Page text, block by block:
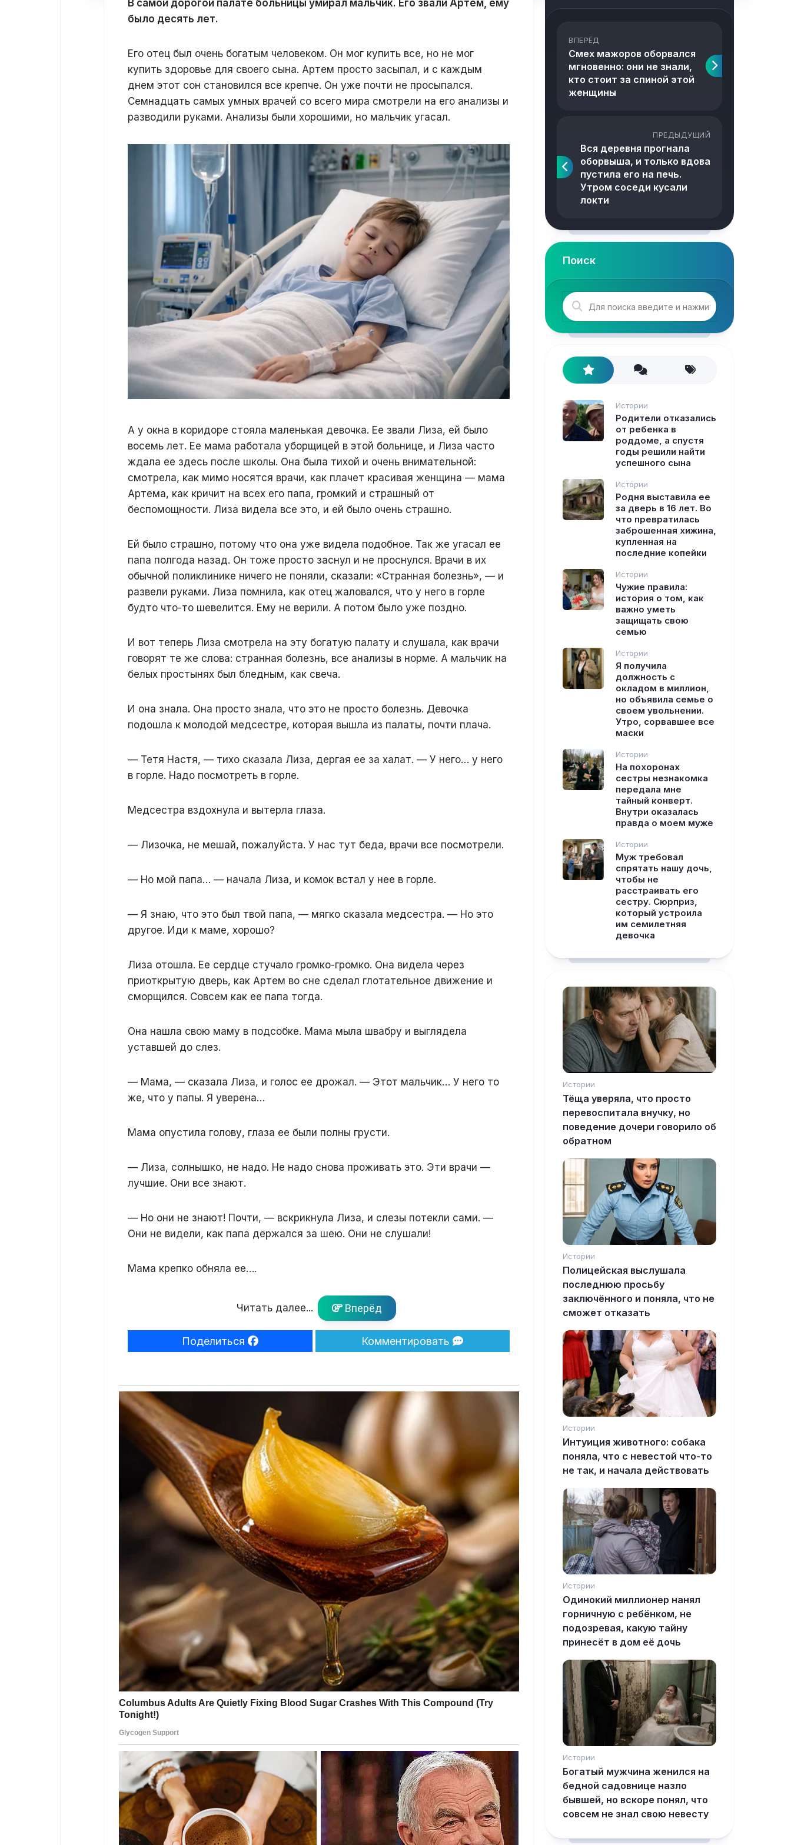
В самой дорогой палате больницы умирал мальчик. Его звали Артем, ему
было десять лет.
Его отец был очень богатым человеком. Он мог купить все, но не мог
купить здоровье для своего сына. Артем просто засыпал, и с каждым
днем этот сон становился все крепче. Он уже почти не просыпался.
Семнадцать самых умных врачей со всего мира смотрели на его анализы и
разводили руками. Анализы были хорошими, но мальчик угасал.
А у окна в коридоре стояла маленькая девочка. Ее звали Лиза, ей было
восемь лет. Ее мама работала уборщицей в этой больнице, и Лиза часто
ждала ее здесь после школы. Она была тихой и очень внимательной:
смотрела, как мимо носятся врачи, как плачет красивая женщина — мама
Артема, как кричит на всех его папа, громкий и страшный от
беспомощности. Лиза видела все это, и ей было очень страшно.
Ей было страшно, потому что она уже видела подобное. Так же угасал ее
папа полгода назад. Он тоже просто заснул и не проснулся. Врачи в их
обычной поликлинике ничего не поняли, сказали: «Странная болезнь», — и
развели руками. Лиза помнила, как отец жаловался, что у него в горле
будто что-то шевелится. Ему не верили. А потом было уже поздно.
И вот теперь Лиза смотрела на эту богатую палату и слушала, как врачи
говорят те же слова: странная болезнь, все анализы в норме. А мальчик на
белых простынях был бледным, как свеча.
И она знала. Она просто знала, что это не просто болезнь. Девочка
подошла к молодой медсестре, которая вышла из палаты, почти плача.
— Тетя Настя, — тихо сказала Лиза, дергая ее за халат. — У него… у него
в горле. Надо посмотреть в горле.
Медсестра вздохнула и вытерла глаза.
— Лизочка, не мешай, пожалуйста. У нас тут беда, врачи все посмотрели.
— Но мой папа… — начала Лиза, и комок встал у нее в горле.
— Я знаю, что это был твой папа, — мягко сказала медсестра. — Но это
другое. Иди к маме, хорошо?
Лиза отошла. Ее сердце стучало громко-громко. Она видела через
приоткрытую дверь, как Артем во сне сделал глотательное движение и
сморщился. Совсем как ее папа тогда.
Она нашла свою маму в подсобке. Мама мыла швабру и выглядела
уставшей до слез.
— Мама, — сказала Лиза, и голос ее дрожал. — Этот мальчик… У него то
же, что у папы. Я уверена…
Мама опустила голову, глаза ее были полны грусти.
— Лиза, солнышко, не надо. Не надо снова проживать это. Эти врачи —
лучшие. Они все знают.
— Но они не знают! Почти, — вскрикнула Лиза, и слезы потекли сами. —
Они не видели, как папа держался за шею. Они не слушали!
Мама крепко обняла ее….
Читать далее... Вперёд
Поделиться Комментировать
ВПЕРЁД
Смех мажоров оборвался
мгновенно: они не знали,
кто стоит за спиной этой
женщины
ПРЕДЫДУЩИЙ
Вся деревня прогнала
оборвыша, и только вдова
пустила его на печь.
Утром соседи кусали
локти
Поиск
Истории
Родители отказались
от ребенка в
роддоме, а спустя
годы решили найти
успешного сына
Истории
Родня выставила ее
за дверь в 16 лет. Во
что превратилась
заброшенная хижина,
купленная на
последние копейки
Истории
Чужие правила:
история о том, как
важно уметь
защищать свою
семью
Истории
Я получила
должность с
окладом в миллион,
но объявила семье о
своем увольнении.
Утро, сорвавшее все
маски
Истории
На похоронах
сестры незнакомка
передала мне
тайный конверт.
Внутри оказалась
правда о моем муже
Истории
Муж требовал
спрятать нашу дочь,
чтобы не
расстраивать его
сестру. Сюрприз,
который устроила
им семилетняя
девочка
Истории
Тёща уверяла, что просто
перевоспитала внучку, но
поведение дочери говорило об
обратном
Истории
Полицейская выслушала
последнюю просьбу
заключённого и поняла, что не
сможет отказать
Истории
Интуиция животного: собака
поняла, что с невестой что-то
не так, и начала действовать
Истории
Одинокий миллионер нанял
горничную с ребёнком, не
подозревая, какую тайну
принесёт в дом её дочь
Истории
Богатый мужчина женился на
бедной садовнице назло
бывшей, но вскоре понял, что
совсем не знал свою невесту